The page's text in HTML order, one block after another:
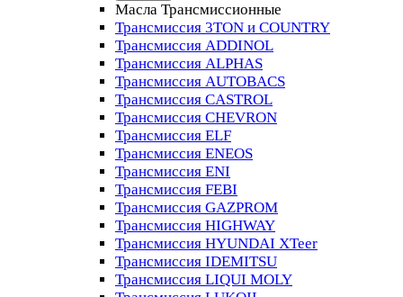
Масла Трансмиссионные
Трансмиссия 3TON и COUNTRY
Трансмиссия ADDINOL
Трансмиссия ALPHAS
Трансмиссия AUTOBACS
Трансмиссия CASTROL
Трансмиссия CHEVRON
Трансмиссия ELF
Трансмиссия ENEOS
Трансмиссия ENI
Трансмиссия FEBI
Трансмиссия GAZPROM
Трансмиссия HIGHWAY
Трансмиссия HYUNDAI XTeer
Трансмиссия IDEMITSU
Трансмиссия LIQUI MOLY